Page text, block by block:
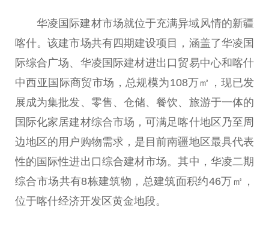
华凌国际建材市场就位于充满异域风情的新疆
喀什。该建市场共有四期建设项目，涵盖了华凌国
际综合广场、华凌国际建材进出口贸易中心和喀什
中西亚国际商贸市场，总规模为108万㎡，现已发
展成为集批发、零售、仓储、餐饮、旅游于一体的
国际化家居建材综合市场，可满足喀什地区乃至周
边地区的用户购物需求，是目前南疆地区最具代表
性的国际性进出口综合建材市场。其中，华凌二期
综合市场共有8栋建筑物，总建筑面积约46万㎡，
位于喀什经济开发区黄金地段。